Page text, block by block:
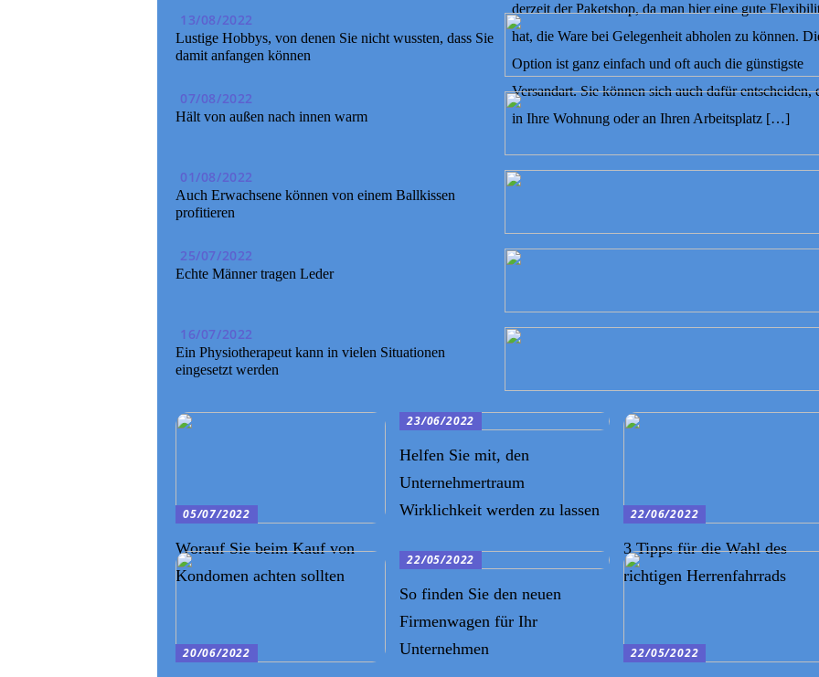
derzeit der Paketshop, da man hier eine gute
hat, die Ware bei Gelegenheit abholen zu können.
Option ist ganz einfach und oft auch die günstigste
Versandart. Sie können sich auch dafür entscheiden,
in Ihre Wohnung oder an Ihren Arbeitsplatz […]
13/08/2022
Lustige Hobbys, von denen Sie nicht wussten, dass Sie
damit anfangen können
07/08/2022
Hält von außen nach innen warm
01/08/2022
Auch Erwachsene können von einem Ballkissen
profitieren
25/07/2022
Echte Männer tragen Leder
16/07/2022
Ein Physiotherapeut kann in vielen Situationen
eingesetzt werden
05/07/2022
Worauf Sie beim Kauf von
Kondomen achten sollten
23/06/2022
Helfen Sie mit, den
Unternehmertraum
Wirklichkeit werden zu lassen
22/06/2022
3 Tipps für die Wahl des
richtigen Herrenfahrrads
20/06/2022
22/05/2022
So finden Sie den neuen
Firmenwagen für Ihr
Unternehmen
22/05/2022